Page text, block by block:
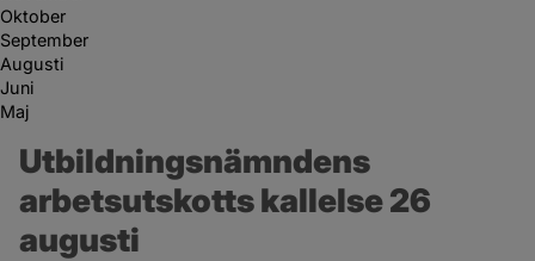
Oktober
September
Augusti
Juni
Maj
Utbildningsnämndens
arbetsutskotts kallelse 26
augusti